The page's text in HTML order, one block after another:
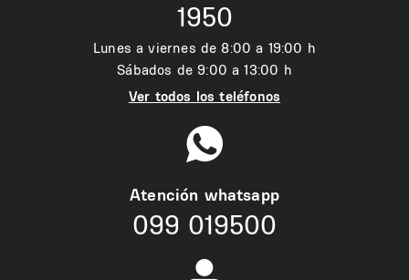
1950
Lunes a viernes de 8:00 a 19:00 h
Sábados de 9:00 a 13:00 h
Ver todos los teléfonos
Atención whatsapp
099 019500